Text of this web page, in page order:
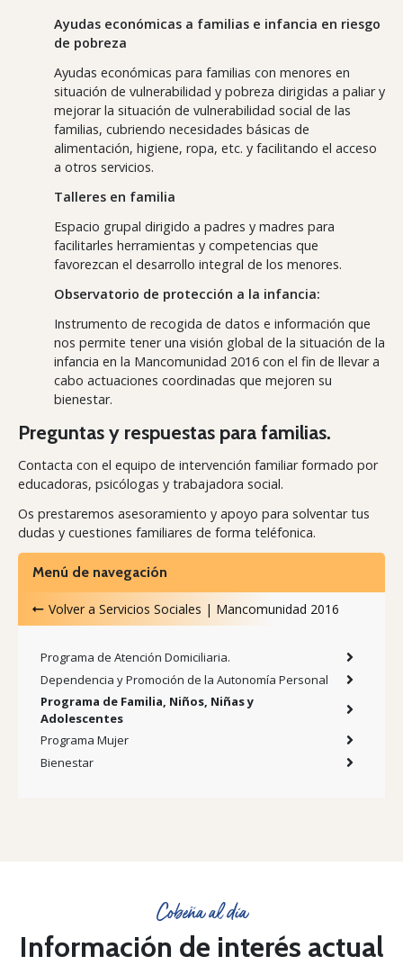
Ayudas económicas a familias e infancia en riesgo
de pobreza
Ayudas económicas para familias con menores en
situación de vulnerabilidad y pobreza dirigidas a paliar y
mejorar la situación de vulnerabilidad social de las
familias, cubriendo necesidades básicas de
alimentación, higiene, ropa, etc. y facilitando el acceso
a otros servicios.
Talleres en familia
Espacio grupal dirigido a padres y madres para
facilitarles herramientas y competencias que
favorezcan el desarrollo integral de los menores.
Observatorio de protección a la infancia:
Instrumento de recogida de datos e información que
nos permite tener una visión global de la situación de la
infancia en la Mancomunidad 2016 con el fin de llevar a
cabo actuaciones coordinadas que mejoren su
bienestar.
Preguntas y respuestas para familias.
Contacta con el equipo de intervención familiar formado por
educadoras, psicólogas y trabajadora social.
Os prestaremos asesoramiento y apoyo para solventar tus
dudas y cuestiones familiares de forma teléfonica.
Menú de navegación
Volver a Servicios Sociales | Mancomunidad 2016
Programa de Atención Domiciliaria.
Dependencia y Promoción de la Autonomía Personal
Programa de Familia, Niños, Niñas y
Adolescentes
Programa Mujer
Bienestar
Cobeña al día
Información de interés actual